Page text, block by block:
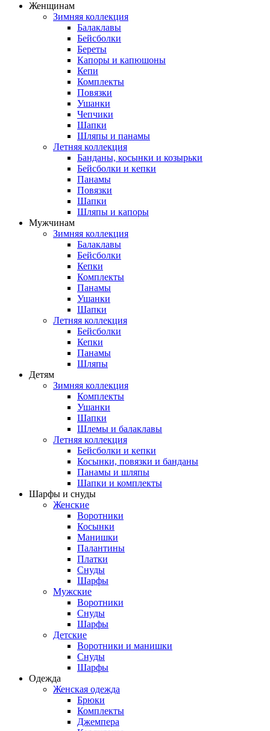
Женщинам
Зимняя коллекция
Балаклавы
Бейсболки
Береты
Капоры и капюшоны
Кепи
Комплекты
Повязки
Ушанки
Чепчики
Шапки
Шляпы и панамы
Летняя коллекция
Банданы, косынки и козырьки
Бейсболки и кепки
Панамы
Повязки
Шапки
Шляпы и капоры
Мужчинам
Зимняя коллекция
Балаклавы
Бейсболки
Кепки
Комплекты
Панамы
Ушанки
Шапки
Летняя коллекция
Бейсболки
Кепки
Панамы
Шляпы
Детям
Зимняя коллекция
Комплекты
Ушанки
Шапки
Шлемы и балаклавы
Летняя коллекция
Бейсболки и кепки
Косынки, повязки и банданы
Панамы и шляпы
Шапки и комплекты
Шарфы и снуды
Женские
Воротники
Косынки
Манишки
Палантины
Платки
Снуды
Шарфы
Мужские
Воротники
Снуды
Шарфы
Детские
Воротники и манишки
Снуды
Шарфы
Одежда
Женская одежда
Брюки
Комплекты
Джемпера